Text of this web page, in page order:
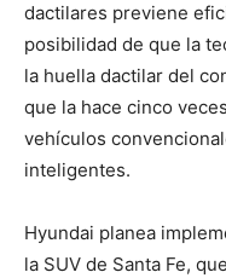
dactilares previene
posibilidad de que la
la huella dactilar del
que la hace cinco
vehículos
inteligentes.
Hyundai planea
la SUV de Santa Fe,